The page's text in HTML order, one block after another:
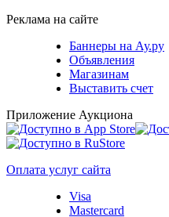
Реклама на сайте
Баннеры на Ау.ру
Объявления
Магазинам
Выставить счет
Приложение Аукциона
Оплата услуг сайта
Visa
Mastercard